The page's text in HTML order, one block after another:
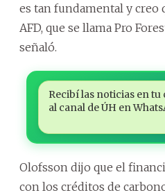
es tan fundamental y creo
AFD, que se llama Pro
señaló.
Recibí las noticias en tu
al canal de ÚH en
Olofsson dijo que el
con los créditos de